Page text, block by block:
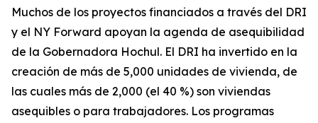
Muchos de los proyectos financiados a través del DRI
y el NY Forward apoyan la agenda de asequibilidad
de la Gobernadora Hochul. El DRI ha invertido en la
creación de más de 5,000 unidades de vivienda, de
las cuales más de 2,000 (el 40 %) son viviendas
asequibles o para trabajadores. Los programas